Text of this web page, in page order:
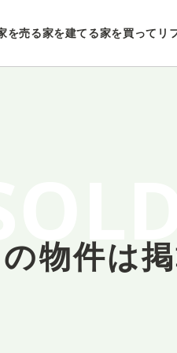
を売る家を建てる家を買ってリ
物件は